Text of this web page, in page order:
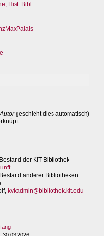
Hist. Bibl.
Autorgeschieht dies automatisch)
der KIT-Bibliothek
.
anderer Bibliotheken
kvkadmin@bibliothek.kit.edu
: 30.03.2026